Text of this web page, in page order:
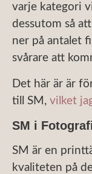
varje kategori
dessutom så
ner på antalet
svårare att
Det här är är
till SM, vilket
SM i
SM är en
kvaliteten på